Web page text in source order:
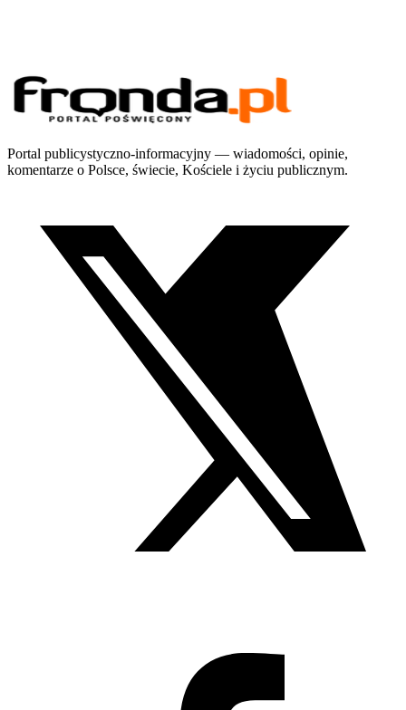
Portal publicystyczno-informacyjny — wiadomości, opinie,
komentarze o Polsce, świecie, Kościele i życiu publicznym.